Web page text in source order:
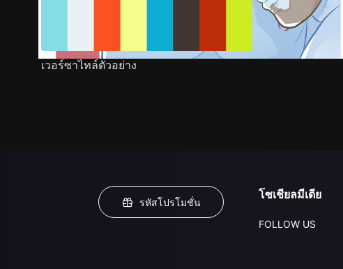
เวอร์ซาไทล์ตัวอย่าง
รหัสโปรโมชั่น
โซเชียลมีเดีย
FOLLOW US